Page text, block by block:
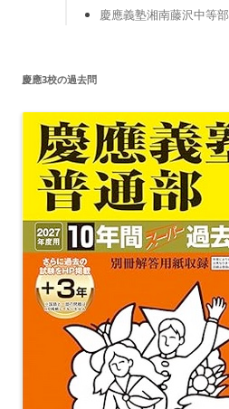
慶應義塾湘南藤沢中等部
慶應3校の過去問